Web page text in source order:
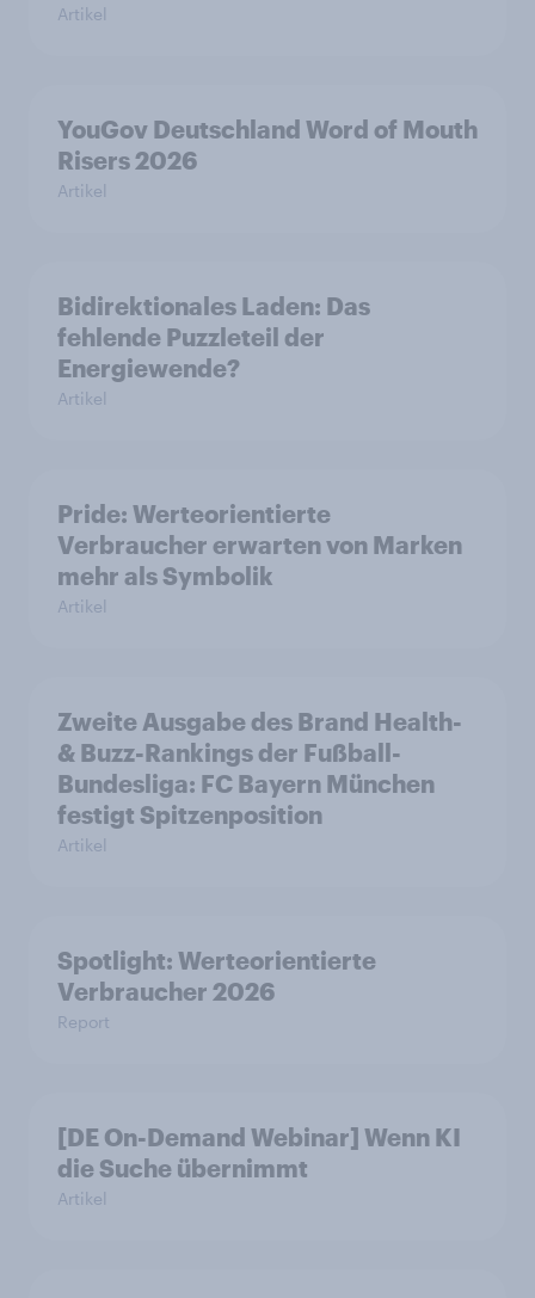
Artikel
YouGov Deutschland Word of Mouth
Risers 2026
Artikel
Bidirektionales Laden: Das
fehlende Puzzleteil der
Energiewende?
Artikel
Pride: Werteorientierte
Verbraucher erwarten von Marken
mehr als Symbolik
Artikel
Zweite Ausgabe des Brand Health-
& Buzz-Rankings der Fußball-
Bundesliga: FC Bayern München
festigt Spitzenposition
Artikel
Spotlight: Werteorientierte
Verbraucher 2026
Report
[DE On-Demand Webinar] Wenn KI
die Suche übernimmt
Artikel